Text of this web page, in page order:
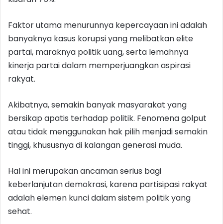
Faktor utama menurunnya kepercayaan ini adalah
banyaknya kasus korupsi yang melibatkan elite
partai, maraknya politik uang, serta lemahnya
kinerja partai dalam memperjuangkan aspirasi
rakyat.
Akibatnya, semakin banyak masyarakat yang
bersikap apatis terhadap politik. Fenomena golput
atau tidak menggunakan hak pilih menjadi semakin
tinggi, khususnya di kalangan generasi muda.
Hal ini merupakan ancaman serius bagi
keberlanjutan demokrasi, karena partisipasi rakyat
adalah elemen kunci dalam sistem politik yang
sehat.